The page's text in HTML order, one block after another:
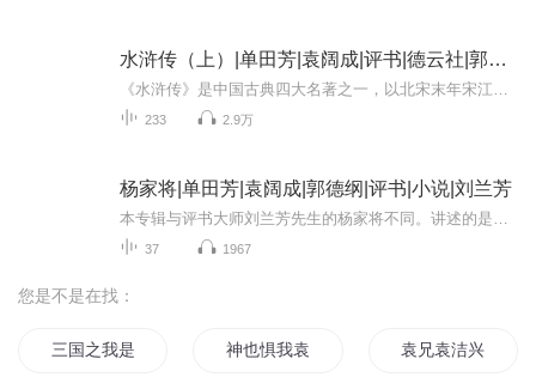
水浒传（上）|单田芳|袁阔成|评书|德云社|郭德纲
233 2.9万
杨家将|单田芳|袁阔成|郭德纲|评书|小说|刘兰芳
37 1967
您是不是在找：
三国之我是袁术 神也惧我袁华 袁兄袁洁兴逆天记